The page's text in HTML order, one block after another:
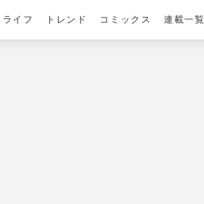
ライフ トレンド コミックス 連載一覧